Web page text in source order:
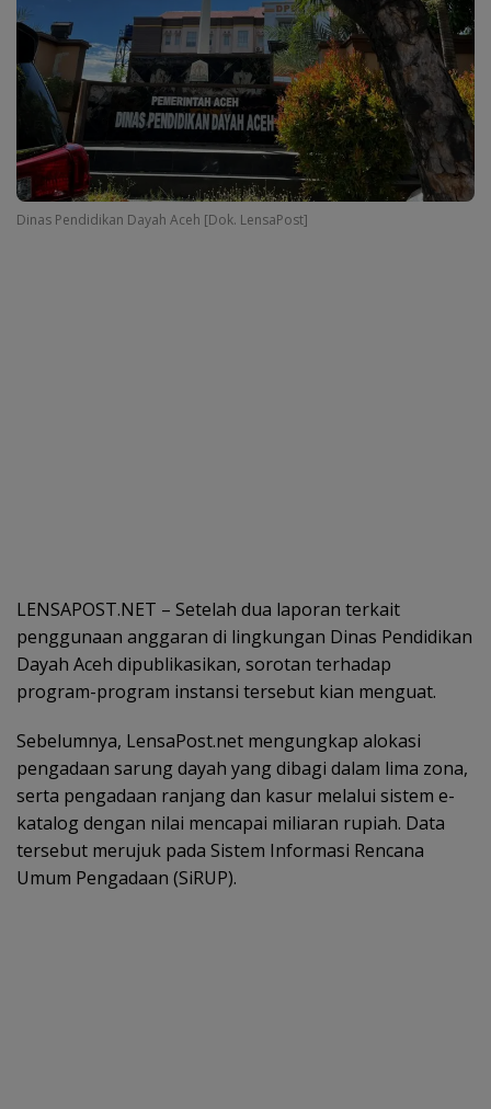
Dinas Pendidikan Dayah Aceh [Dok. LensaPost]
LENSAPOST.NET – Setelah dua laporan terkait
penggunaan anggaran di lingkungan Dinas Pendidikan
Dayah Aceh dipublikasikan, sorotan terhadap
program-program instansi tersebut kian menguat.
Sebelumnya, LensaPost.net mengungkap alokasi
pengadaan sarung dayah yang dibagi dalam lima zona,
serta pengadaan ranjang dan kasur melalui sistem e-
katalog dengan nilai mencapai miliaran rupiah. Data
tersebut merujuk pada Sistem Informasi Rencana
Umum Pengadaan (SiRUP).